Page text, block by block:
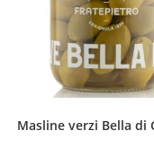
Masline verzi Bella di